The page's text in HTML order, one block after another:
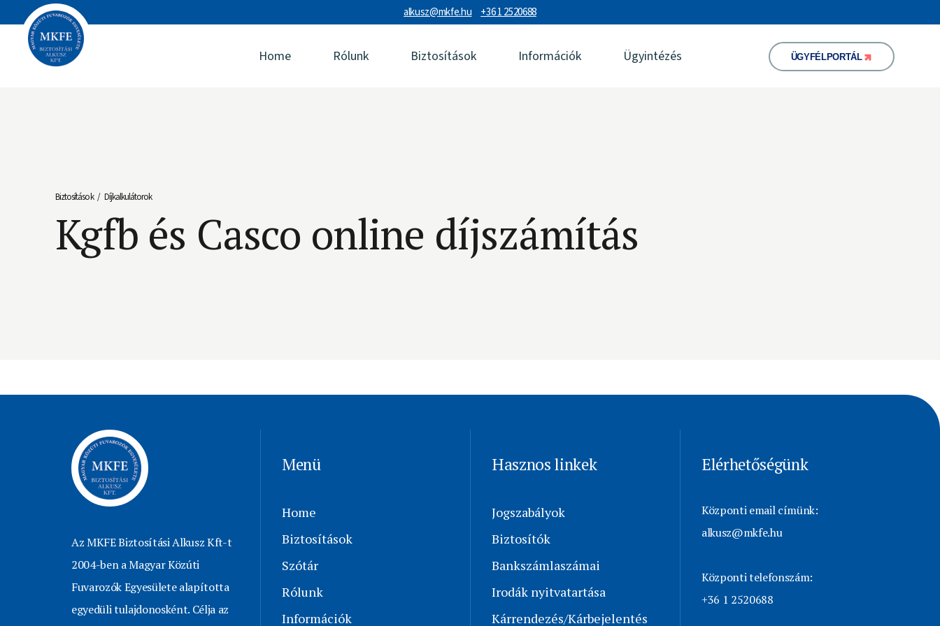
alkusz@mkfe.hu +36 1 2520688
Home Rólunk Biztosítások Információk Ügyintézés ÜGYFÉLPORTÁL
Biztosítások / Díjkalkulátorok
Kgfb és Casco online díjszámítás
Az MKFE Biztosítási Alkusz Kft-t
2004-ben a Magyar Közúti
Fuvarozók Egyesülete alapította
egyedüli tulajdonosként. Célja az
Menü
Home
Biztosítások
Szótár
Rólunk
Információk
Hasznos linkek
Jogszabályok
Biztosítók
Bankszámlaszámai
Irodák nyitvatartása
Kárrendezés/Kárbejelentés
Elérhetőségünk
Központi email címünk:
alkusz@mkfe.hu
Központi telefonszám:
+36 1 2520688